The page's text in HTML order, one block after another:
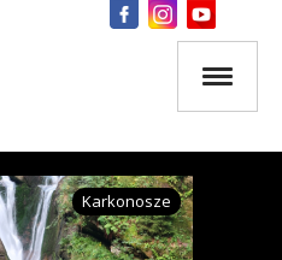
Karkonosze